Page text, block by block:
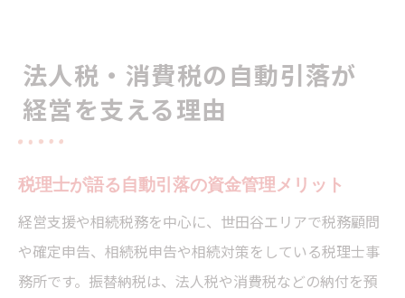
法人税・消費税の自動引落が
経営を支える理由
税理士が語る自動引落の資金管理メリット
経営支援や相続税務を中心に、世田谷エリアで税務顧問
や確定申告、相続税申告や相続対策をしている税理士事
務所です。振替納税は、法人税や消費税などの納付を預